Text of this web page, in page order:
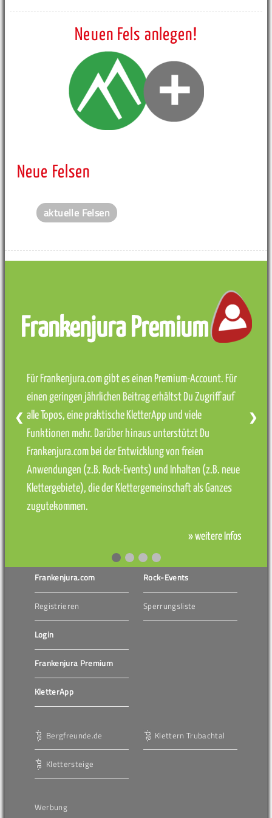
Neuen Fels anlegen!
Neue Felsen
aktuelle Felsen
Frankenjura Premium
Für Frankenjura.com gibt es einen Premium-Account. Für
einen geringen jährlichen Beitrag erhältst Du Zugriff auf
alle Topos, eine praktische KletterApp und viele
Funktionen mehr. Darüber hinaus unterstützt Du
Frankenjura.com bei der Entwicklung von freien
Anwendungen (z.B. Rock-Events) und Inhalten (z.B. neue
Klettergebiete), die der Klettergemeinschaft als Ganzes
zugutekommen.
» weitere Infos
❮ ❯
Frankenjura.com
Registrieren
Login
Frankenjura Premium
KletterApp
Rock-Events
Sperrungsliste
Bergfreunde.de
Klettersteige
Klettern Trubachtal
Werbung